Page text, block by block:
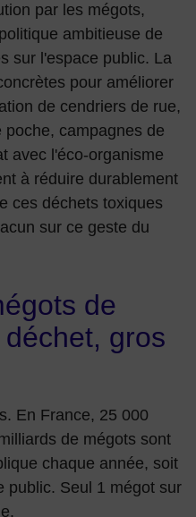
par les mégots,
ambitieuse de
sur l'espace public. La
pour améliorer
de cendriers de rue,
campagnes de
avec l'éco-organisme
à réduire durablement
ces déchets toxiques
sur ce geste du
de
gros
En France, 25 000
de mégots sont
chaque année, soit
public. Seul 1 mégot sur